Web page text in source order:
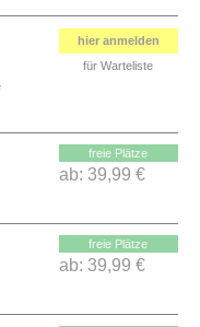
hier anmelden
für Warteliste
freie Plätze
ab: 39,99 €
freie Plätze
ab: 39,99 €